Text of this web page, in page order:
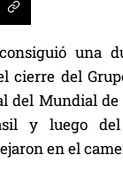
una
cierre del
del Mundial de
y luego
en el